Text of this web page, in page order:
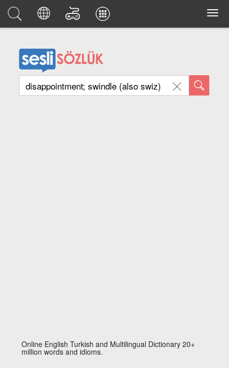
Online English Turkish and Multilingual Dictionary 20+
million words and idioms.